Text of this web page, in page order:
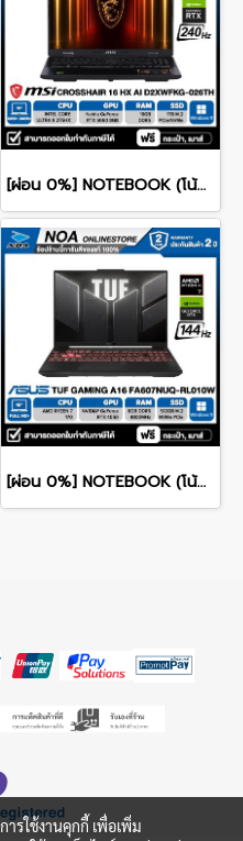
[ผ่อน 0%] NOTEBOOK (โน้ตบุ๊ก) MSI CROSSHAIR 16 HX AI D2XWFKG-026TH 16" QHD+ 240Hz/CORE ULTRA 9 275HX/RAM 16GB/SSD 1B/RTX 5060/WINDOWS /11+OFFICE รับประกันศูนย์ไทย 2ปี
[ผ่อน 0%] NOTEBOOK (โน้ตบุ๊ค) ASUS TUF GAMING A16 FA607NUQ-RL010W - 16" WUXGA 144Hz/RYZEN 7 170/RAM 8GB/SSD 512GB/RTX 4050/WINDOWS 11+MS OFFICE รับประกันศูนย์ไทย 2ปี
ารใช้งานคุกกี้ เพื่อเพิ่ม